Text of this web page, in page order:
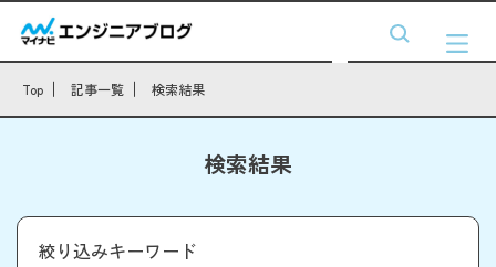
Top 記事一覧 検索結果
検索結果
絞り込みキーワード